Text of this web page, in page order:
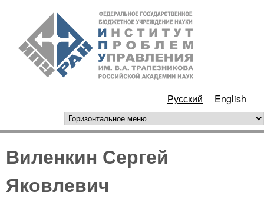
Перейти к основному
содержанию
РАН
Русский English
горизонтальное меню
Виленкин Сергей
Яковлевич